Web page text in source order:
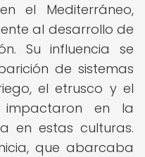
el Mediterráneo,
al desarrollo de
Su influencia se
de sistemas
el etrusco y el
en la
en estas culturas.
que abarcaba